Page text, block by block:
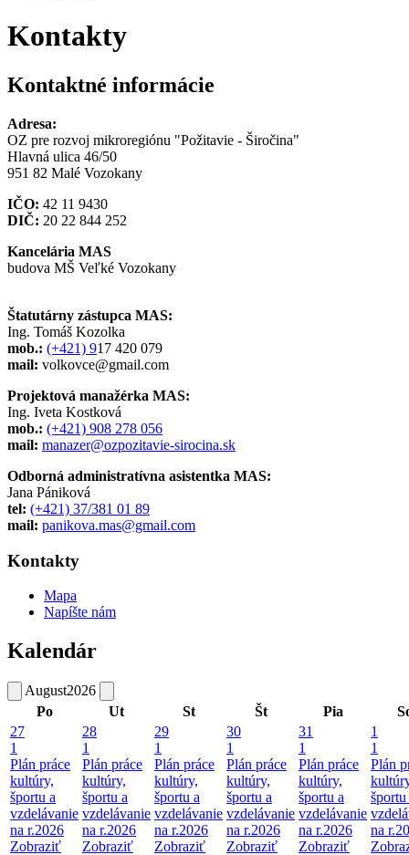
Kontakty
Kontaktné informácie
Adresa:
OZ pre rozvoj mikroregiónu "Požitavie - Širočina"
Hlavná ulica 46/50
951 82 Malé Vozokany
IČO: 42 11 9430
DIČ: 20 22 844 252
Kancelária MAS
budova MŠ Veľké Vozokany
Štatutárny zástupca MAS:
Ing. Tomáš Kozolka
mob.: (+421) 917 420 079
mail: volkovce@gmail.com
Projektová manažérka MAS:
Ing. Iveta Kostková
mob.: (+421) 908 278 056
mail: manazer@ozpozitavie-sirocina.sk
Odborná administratívna asistentka MAS:
Jana Pániková
tel: (+421) 37/381 01 89
mail: panikova.mas@gmail.com
Kontakty
Mapa
Napíšte nám
Kalendár
August2026
Po
Ut St Št Pia
27
1
Plán práce
kultúry,
športu a
vzdelávanie
na r.2026
Zobraziť
28
1
Plán práce
kultúry,
športu a
vzdelávanie
na r.2026
Zobraziť
29
1
Plán práce
kultúry,
športu a
vzdelávanie
na r.2026
Zobraziť
30
1
Plán práce
kultúry,
športu a
vzdelávanie
na r.2026
Zobraziť
31
1
Plán práce
kultúry,
športu a
vzdelávanie
na r.2026
Zobraziť
1
1
Plán
športu
na